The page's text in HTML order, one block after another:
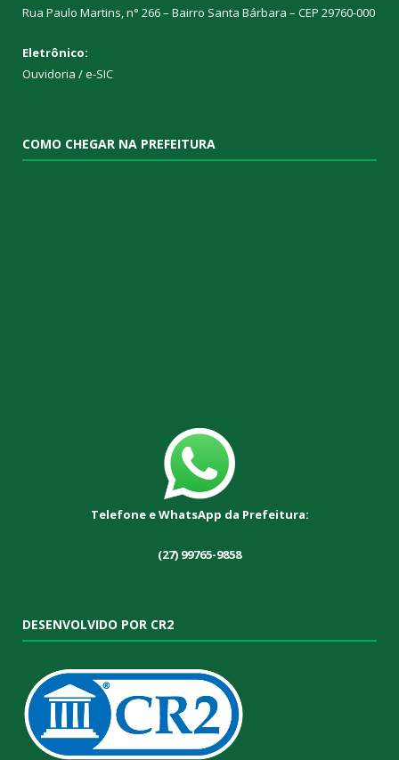
Rua Paulo Martins, n° 266 – Bairro Santa Bárbara – CEP 29760-000
Eletrônico:
Ouvidoria /e-SIC
COMO CHEGAR NA PREFEITURA
Telefone e WhatsApp da Prefeitura:
(27) 99765-9858
DESENVOLVIDO POR CR2